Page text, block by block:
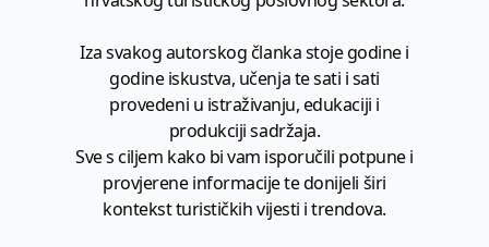
Iza svakog autorskog članka stoje godine i
godine iskustva, učenja te sati i sati
provedeni u istraživanju, edukaciji i
produkciji sadržaja.
Sve s ciljem kako bi vam isporučili potpune i
provjerene informacije te donijeli širi
kontekst turističkih vijesti i trendova.